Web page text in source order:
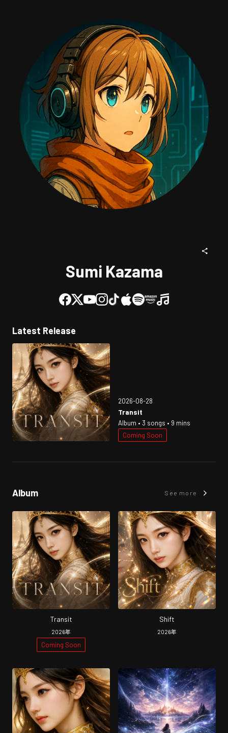
Sumi Kazama
Latest Release
2026-08-28
Transit
Album • 3 songs • 9 mins
Coming Soon
Album See more
Transit
2026年
Coming Soon
Shift
2026年